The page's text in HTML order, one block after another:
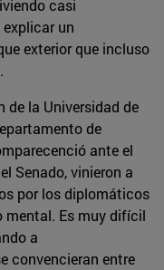
casi
un
exterior que incluso
de la Universidad de
de
ante el
Senado, vinieron a
por los diplomáticos
mental. Es muy difícil
a
convencieran entre